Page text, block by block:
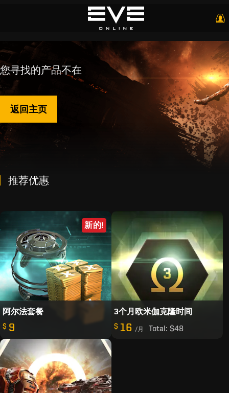
您寻找的产品不在
返回主页
推荐优惠
新的!
阿尔法套餐
$ 9
3个月欧米伽克隆时间
$ 16 /月 Total: $48